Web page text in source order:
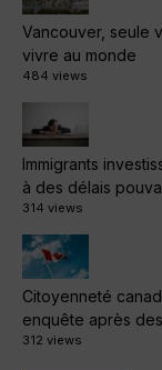
Vancouver, seule
vivre au monde
484 views
Immigrants
à des délais
314 views
Citoyenneté
enquête après
312 views